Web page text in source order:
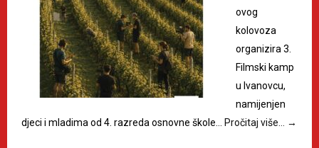
ovog
kolovoza
organizira 3.
Filmski kamp
u Ivanovcu,
namijenjen
djeci i mladima od 4. razreda osnovne škole…
Pročitaj više… →